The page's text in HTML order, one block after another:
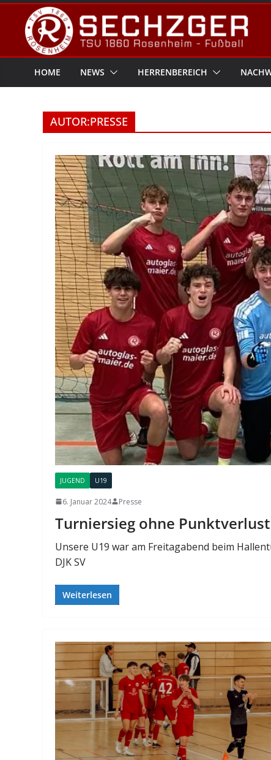
Zum
Inhalt
springen
HOME NEWS HERRENBEREICH
AUTOR:PRESSE
JUGEND U19
6. Januar 2024 Presse
Turniersieg ohne
Unsere U19 war am Freitagabend beim
DJK SV
Weiterlesen